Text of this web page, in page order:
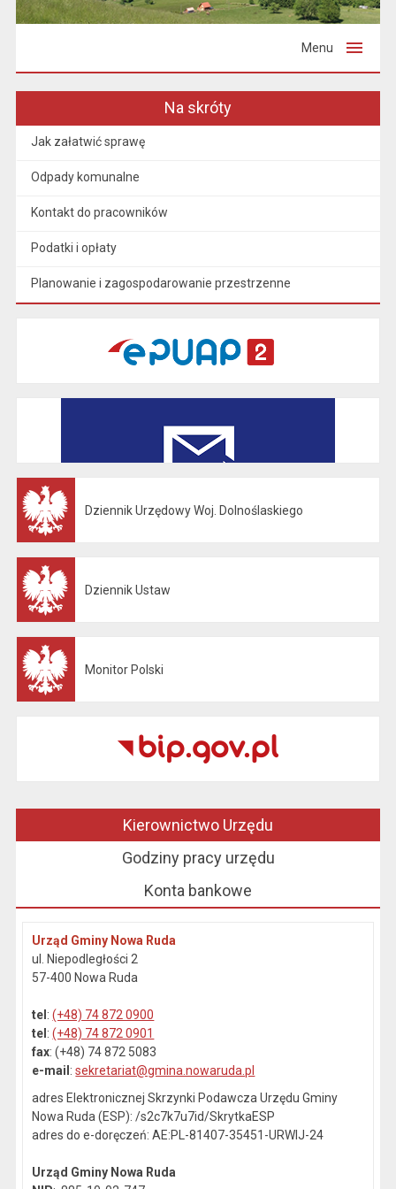
Menu
Na skróty
Jak załatwić sprawę
Odpady komunalne
Kontakt do pracowników
Podatki i opłaty
Planowanie i zagospodarowanie przestrzenne
Dziennik Urzędowy Woj. Dolnoślaskiego
Dziennik Ustaw
Monitor Polski
Kierownictwo Urzędu
Godziny pracy urzędu
Konta bankowe
Urząd Gminy Nowa Ruda
ul. Niepodległości 2
57-400 Nowa Ruda
tel :(+48) 74 872 0900
tel :(+48) 74 872 0901
fax: (+48) 74 872 5083
e-mail :sekretariat@gmina.nowaruda.pl
adres Elektronicznej Skrzynki Podawcza Urzędu Gminy
Nowa Ruda (ESP): /s2c7k7u7id/SkrytkaESP
adres do e-doręczeń: AE:PL-81407-35451-URWIJ-24
Urząd Gminy Nowa Ruda